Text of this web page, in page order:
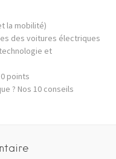
la mobilité)
des voitures électriques
et
points
? Nos 10 conseils